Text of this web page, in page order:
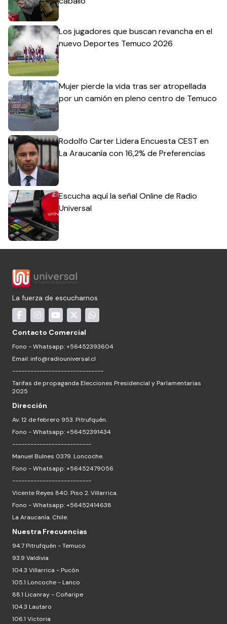
Los jugadores que buscan revancha en el
nuevo Deportes Temuco 2026
Mujer pierde la vida tras ser atropellada
por un camión en pleno centro de Temuco
Rodolfo Carter Lidera Encuesta CEST en
La Araucanía con 16,2% de Preferencias
Escucha aquí la señal Online de Radio
Universal
La fuerza de escucharnos
Contacto Comercial
Fono - Whatsapp: +56452393604
Email: info@radiouniversal.cl
------------------------------
Tarifas de propaganda Elecciones Presidencial y Parlamentarias
2025
Dirección
Av. 12 de febrero 953. Pitrufquén.
Fono - Whatsapp: +56452391434
--------------------------
Manuel Bulnes 0379. Loncoche.
Fono - Whatsapp: +56452479056
--------------------------
Vicente Reyes 840. Piso 2. Villarrica.
Fono - Whatsapp: +56452414638
La Araucanía. Chile.
Nuestra Frecuencias
94.7 Pitrufquén - Temuco
93.9 Valdivia
104.3 Villarrica - Pucón
105.1 Loncoche - Lanco
88.1 Licanray - Coñaripe
104.3 Lautaro
106.1 Victoria